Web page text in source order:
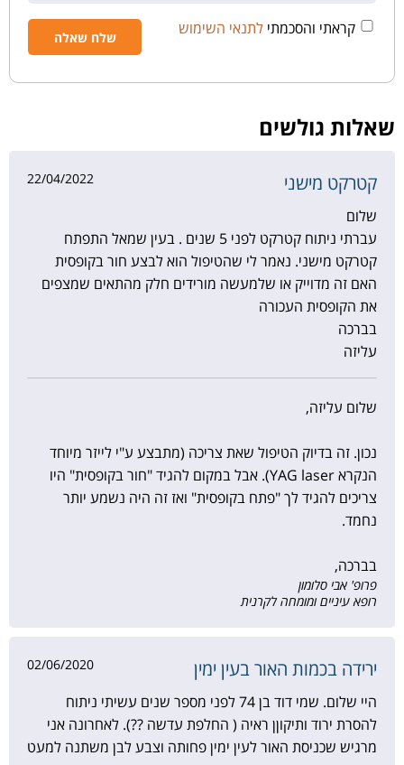
קראתי והסכמתי לתנאי השימוש
שאלות גולשים
קטרקט מישני 22/04/2022
שלום
עברתי ניתוח קטרקט לפני 5 שנים . בעין שמאל התפתח
קטרקט מישני. נאמר לי שהטיפול הוא לבצע חור בקופסית
האם זה מדוייק או שלמעשה מורידים חלק מהתאים שמצפים
את הקופסית העכורה
בברכה
עליזה
שלום עליזה,
נכון. זה בדיוק הטיפול שאת צריכה (מתבצע ע"י לייזר מיוחד
הנקרא YAG laser). אבל במקום להגיד "חור בקופסית" היו
צריכים להגיד לך "פתח בקופסית" ואז זה היה נשמע יותר
נחמד.
בברכה,
פרופ' אבי סלומון
רופא עיניים ומומחה לקרנית
ירידה בכמות האור בעין ימין 02/06/2020
היי שלום. שמי דוד בן 74 לפני מספר שנים עשיתי ניתוח
להסרת ירוד ותיקוןן ראיה ( החלפת עדשה ??). לאחרונה אני
מרגיש שכניסת האור לעין ימין פחותה וצבע לבן משתנה למעט